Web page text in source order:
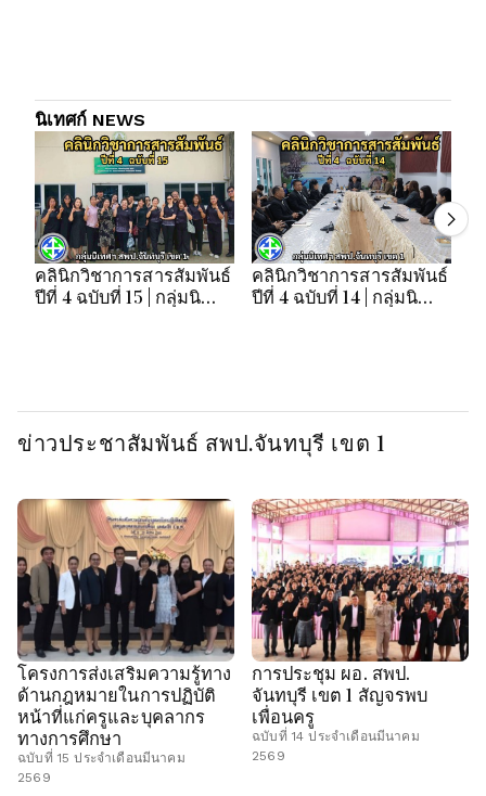
นิเทศก์ NEWS
คลินิกวิชาการสารสัมพันธ์
ปีที่ 4 ฉบับที่ 15 | กลุ่มนิ
คลินิกวิชาการสารสัมพันธ์
ปีที่ 4 ฉบับที่ 14 | กลุ่มนิ
ข่าวประชาสัมพันธ์ สพป.จันทบุรี เขต 1
โครงการส่งเสริมความรู้ทาง
ด้านกฎหมายในการปฏิบัติ
หน้าที่แก่ครูและบุคลากร
ทางการศึกษา
ฉบับที่ 15 ประจำเดือนมีนาคม
2569
การประชุม ผอ. สพป.
จันทบุรี เขต 1 สัญจรพบ
เพื่อนครู
ฉบับที่ 14 ประจำเดือนมีนาคม
2569